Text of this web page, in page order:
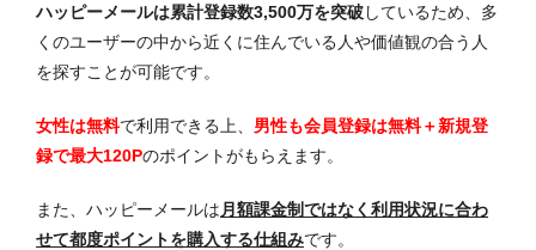
ハッピーメールは累計登録数3,500万を突破しているため、多
くのユーザーの中から近くに住んでいる人や価値観の合う人
を探すことが可能です。
女性は無料で利用できる上、 男性も会員登録は無料＋新規登
録で最大120Pのポイントがもらえます。
また、ハッピーメールは 月額課金制ではなく利用状況に合わ
せて都度ポイントを購入する仕組みです。